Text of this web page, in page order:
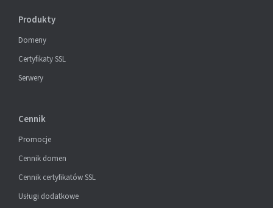
Produkty
Domeny
Certyfikaty SSL
Serwery
Cennik
Promocje
Cennik domen
Cennik certyfikatów SSL
Usługi dodatkowe